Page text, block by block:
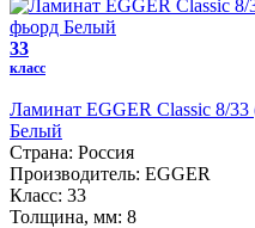
33
класс
Ламинат EGGER Classic 8/
Белый
Страна: Россия
Производитель: EGGER
Класс: 33
Толщина, мм: 8